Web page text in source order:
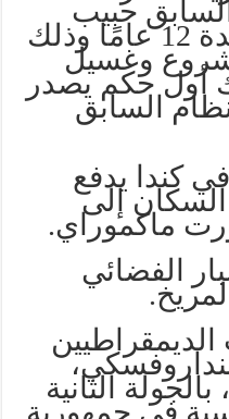
حبيب
العادلي بالسجن لمدة 12 عامًا وذلك
وغسيل
أول حكم يصدر
السابق
في كندا يدفع
إلى
ماكموراي.
الفضائي
الديمقراطيين
بنداروفسكي،
53,59%، بالجولة الثانية
في جمهورية